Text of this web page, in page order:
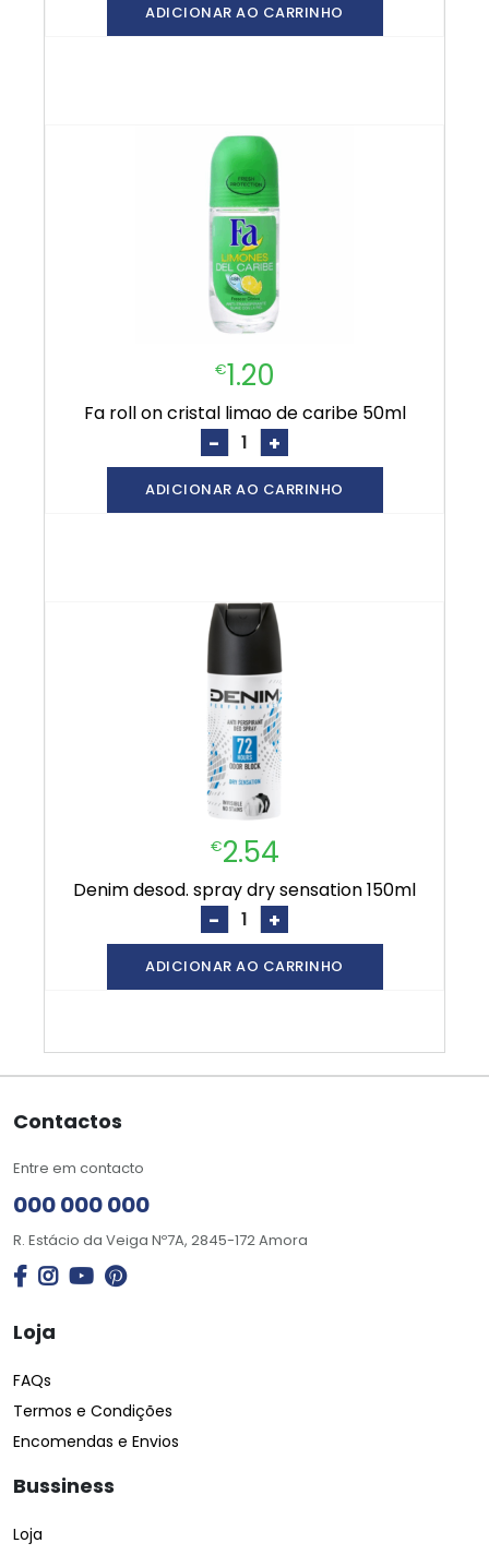
ADICIONAR AO CARRINHO
€1.20
fa roll on cristal limao de caribe 50ml
- +
ADICIONAR AO CARRINHO
€2.54
denim desod. spray dry sensation 150ml
- +
ADICIONAR AO CARRINHO
Contactos
Entre em contacto
000 000 000
R. Estácio da Veiga Nº7A, 2845-172 Amora
Loja
FAQs
Termos e Condições
Encomendas e Envios
Bussiness
Loja